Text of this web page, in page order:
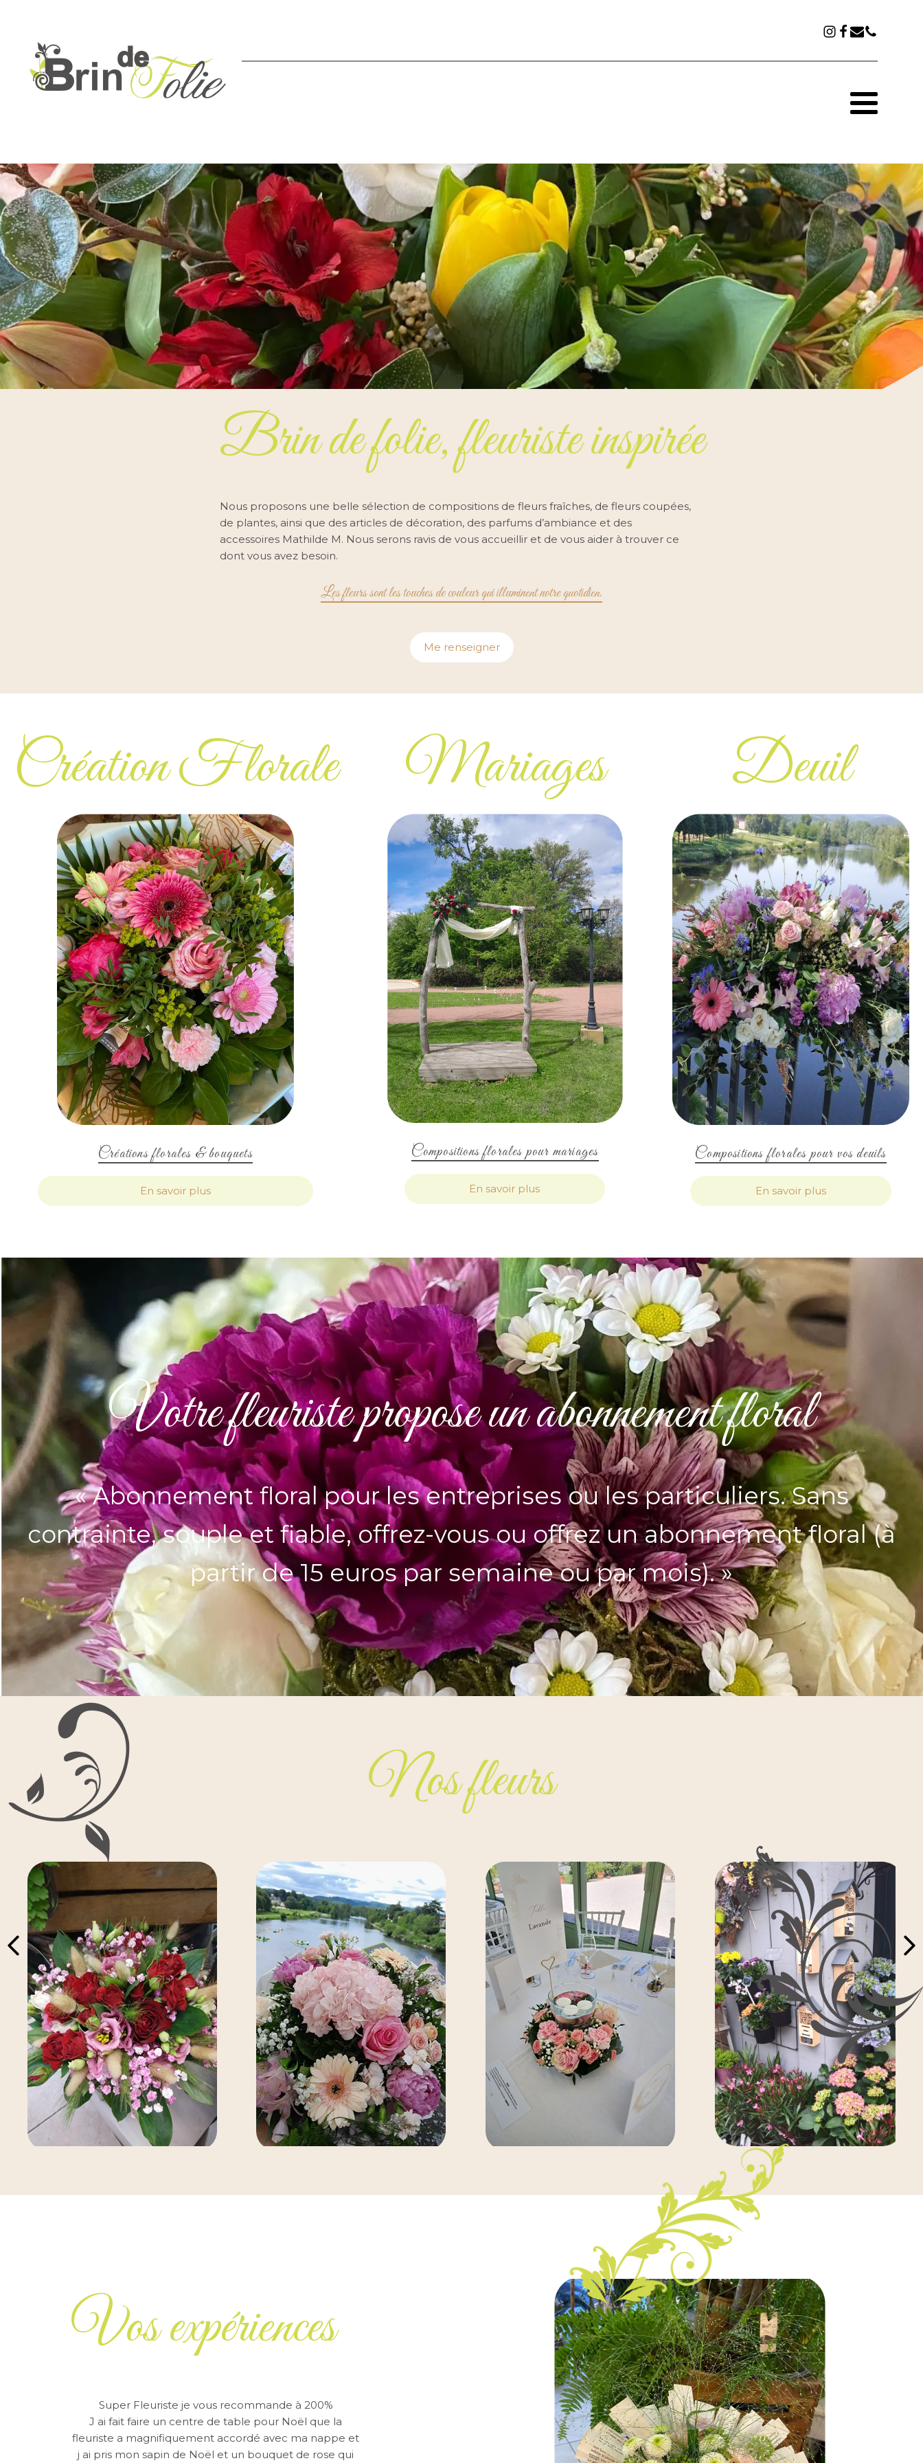
Brin de folie, fleuriste inspirée
Nous proposons une belle sélection de compositions de fleurs fraîches, de fleurs coupées,
de plantes, ainsi que des articles de décoration, des parfums d’ambiance et des
accessoires Mathilde M. Nous serons ravis de vous accueillir et de vous aider à trouver ce
dont vous avez besoin.
Les fleurs sont les touches de couleur qui illuminent notre quotidien.
Me renseigner
Création Florale
Créations florales & bouquets
En savoir plus
Mariages
Compositions florales pour mariages
En savoir plus
Deuil
Compositions florales pour vos deuils
En savoir plus
Votre fleuriste propose un abonnement floral
« Abonnement floral pour les entreprises ou les particuliers. Sans
contrainte, souple et fiable, offrez-vous ou offrez un abonnement floral (à
partir de 15 euros par semaine ou par mois). »
Nos fleurs
Vos expériences
Cette fleuriste est incroyable. Nous faisons appel à elle
chaque mois pour s'occuper de la tombe à ma soeur
car nous sommes à 500km d'elle. Elle est à l'écoute,
attentionnée. Elle fait ce métier par passion et ça se
Parfait! Elles sont à l'écoute, sont aimables et de bon
conseil. Elles ont fait les créations florales pour notre
mariage et nous avon été ravis du résultat, tout était
trop beau, nous les recommandons à 100%
Super Fleuriste je vous recommande à 200%
J ai fait faire un centre de table pour Noël que la
fleuriste a magnifiquement accordé avec ma
j ai pris mon sapin de Noël et un bouquet de rose